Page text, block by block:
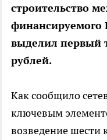
строительство
выделил первый
рублей.
Как сообщило
ключевым
возведение шести